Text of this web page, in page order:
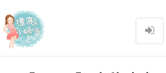
漂亮小媽咪